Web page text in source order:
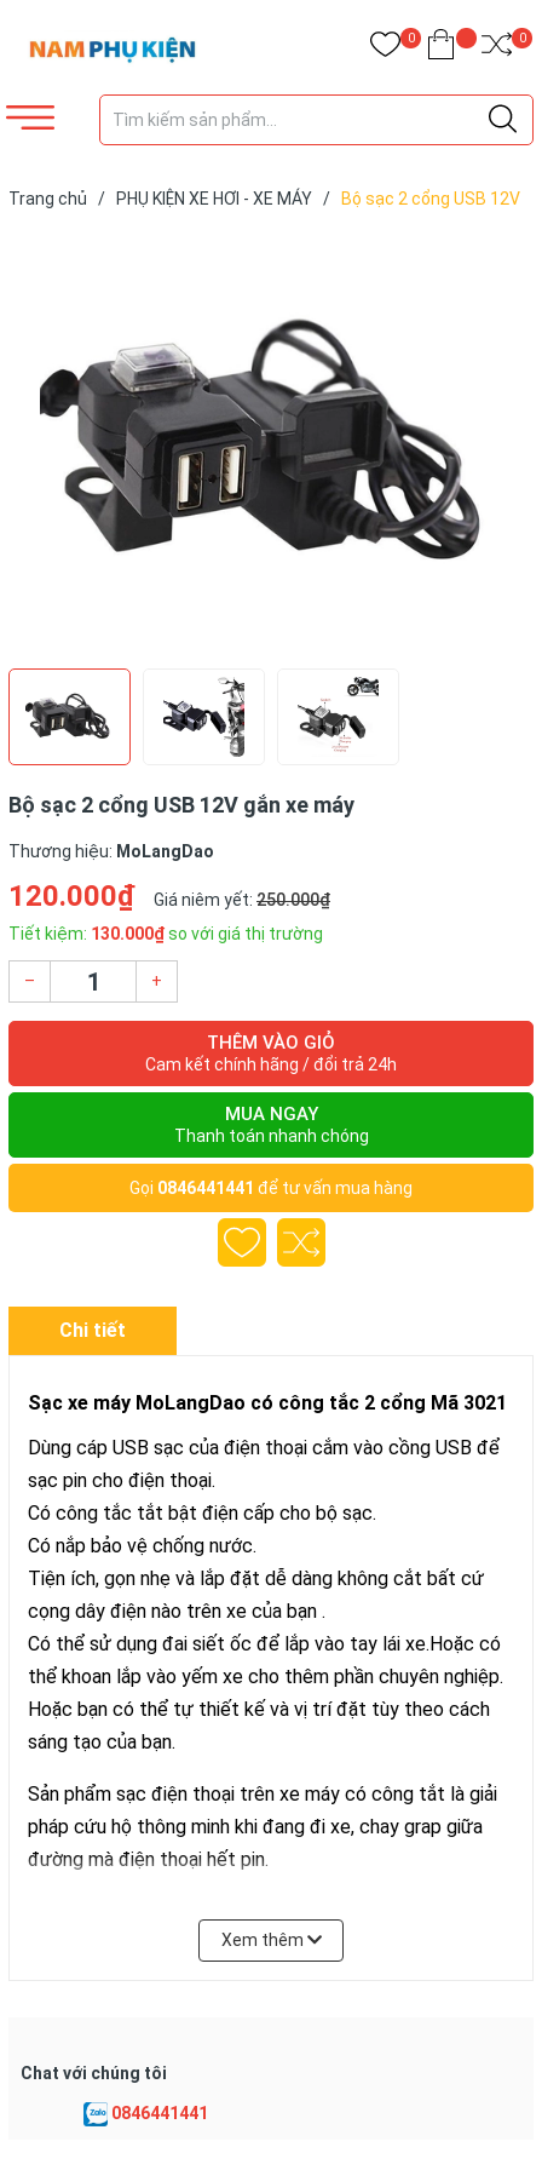
0 0
Trang chủ / PHỤ KIỆN XE HƠI - XE MÁY /
Bộ sạc 2 cổng USB 12V
Bộ sạc 2 cổng USB 12V gắn xe máy
Thương hiệu: MoLangDao
120.000₫ Giá niêm yết: 250.000₫
Tiết kiệm: 130.000₫so với giá thị trường
– +
THÊM VÀO GIỎ
Cam kết chính hãng / đổi trả 24h
MUA NGAY
Thanh toán nhanh chóng
Gọi 0846441441 để tư vấn mua hàng
Chi tiết
Sạc xe máy MoLangDao có công tắc 2 cổng Mã 3021
Dùng cáp USB sạc của điện thoại cắm vào cồng USB để
sạc pin cho điện thoại.
Có công tắc tắt bật điện cấp cho bộ sạc.
Có nắp bảo vệ chống nước.
Tiện ích, gọn nhẹ và lắp đặt dễ dàng không cắt bất cứ
cọng dây điện nào trên xe của bạn .
Có thể sử dụng đai siết ốc để lắp vào tay lái xe.Hoặc có
thể khoan lắp vào yếm xe cho thêm phần chuyên nghiệp.
Hoặc bạn có thể tự thiết kế và vị trí đặt tùy theo cách
sáng tạo của bạn.
Sản phẩm sạc điện thoại trên xe máy có công tắt là giải
pháp cứu hộ thông minh khi đang đi xe, chay grap giữa
đường mà điện thoại hết pin.
bình ắc quy của xe máy thông thường để lấy nguồn điện
Xem thêm
Chat với chúng tôi
0846441441